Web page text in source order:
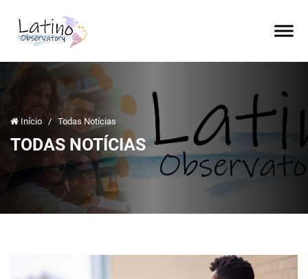
Início / Todas Notícias
TODAS NOTÍCIAS